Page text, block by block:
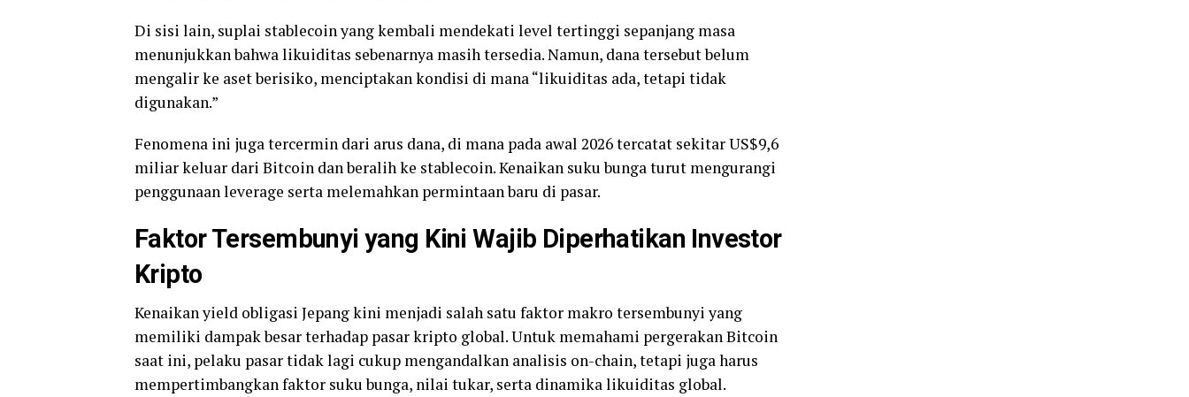
Di sisi lain, suplai stablecoin yang kembali mendekati level tertinggi sepanjang masa
menunjukkan bahwa likuiditas sebenarnya masih tersedia. Namun, dana tersebut belum
mengalir ke aset berisiko, menciptakan kondisi di mana “likuiditas ada, tetapi tidak
digunakan.”
Fenomena ini juga tercermin dari arus dana, di mana pada awal 2026 tercatat sekitar US$9,6
miliar keluar dari Bitcoin dan beralih ke stablecoin. Kenaikan suku bunga turut mengurangi
penggunaan leverage serta melemahkan permintaan baru di pasar.
Faktor Tersembunyi yang Kini Wajib Diperhatikan Investor
Kripto
Kenaikan yield obligasi Jepang kini menjadi salah satu faktor makro tersembunyi yang
memiliki dampak besar terhadap pasar kripto global. Untuk memahami pergerakan Bitcoin
saat ini, pelaku pasar tidak lagi cukup mengandalkan analisis on-chain, tetapi juga harus
mempertimbangkan faktor suku bunga, nilai tukar, serta dinamika likuiditas global.